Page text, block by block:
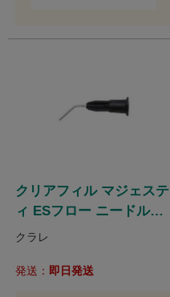
クリアフィル マジェステ
ィ ESフロー ニードルチ
ップ
クラレ
発送： 即日発送